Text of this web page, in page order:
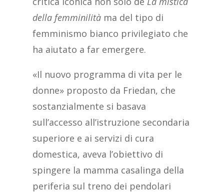
della femminilità ma del tipo di
femminismo bianco privilegiato che
ha aiutato a far emergere.
«Il nuovo programma di vita per le
donne» proposto da Friedan, che
sostanzialmente si basava
sull’accesso all’istruzione secondaria
superiore e ai servizi di cura
domestica, aveva l’obiettivo di
spingere la mamma casalinga della
periferia sul treno dei pendolari